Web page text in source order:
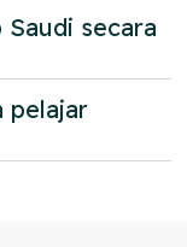
secara
pelajar